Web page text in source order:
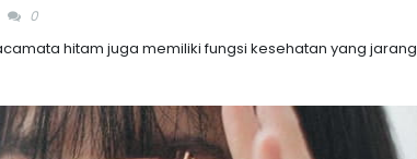
0
hitam juga memiliki fungsi kesehatan yang jarang